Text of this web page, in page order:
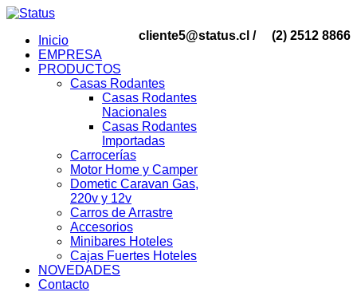
cliente5@status.cl / (2) 2512 8866
Inicio
EMPRESA
PRODUCTOS
Casas Rodantes
Casas Rodantes
Nacionales
Casas Rodantes
Importadas
Carrocerías
Motor Home y Camper
Dometic Caravan Gas,
220v y 12v
Carros de Arrastre
Accesorios
Minibares Hoteles
Cajas Fuertes Hoteles
NOVEDADES
Contacto